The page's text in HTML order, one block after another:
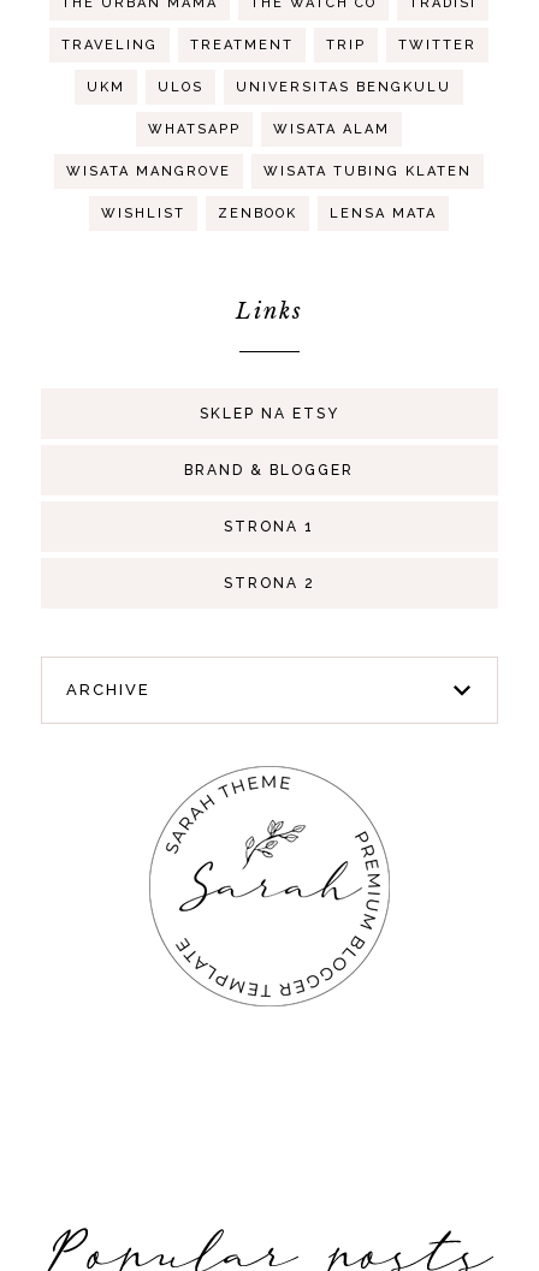
TRAVELING TREATMENT TRIP TWITTER
UKM ULOS UNIVERSITAS BENGKULU
WHATSAPP WISATA ALAM
WISATA MANGROVE WISATA TUBING KLATEN
WISHLIST ZENBOOK LENSA MATA
Links
SKLEP NA ETSY
BRAND & BLOGGER
STRONA 1
STRONA 2
ARCHIVE